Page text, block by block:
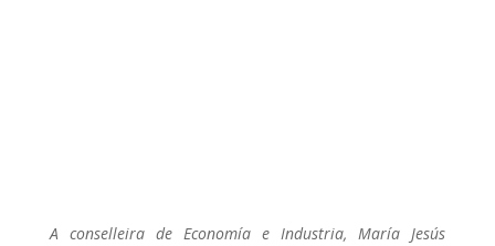
A conselleira de Economía e Industria, María Jesús